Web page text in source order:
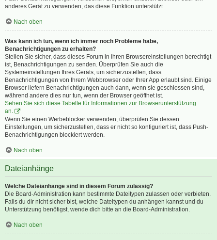
anderes Gerät zu verwenden, das diese Funktion unterstützt.
Nach oben
Was kann ich tun, wenn ich immer noch Probleme habe,
Benachrichtigungen zu erhalten?
Stellen Sie sicher, dass dieses Forum in Ihren Browsereinstellungen berechtigt
ist, Benachrichtigungen zu senden. Überprüfen Sie auch die
Systemeinstellungen Ihres Geräts, um sicherzustellen, dass
Benachrichtigungen von Ihrem Webbrowser oder Ihrer App erlaubt sind. Einige
Browser liefern Benachrichtigungen auch dann, wenn sie geschlossen sind,
während andere dies nur tun, wenn der Browser geöffnet ist.
Sehen Sie sich diese Tabelle für Informationen zur Browserunterstützung
an.
Wenn Sie einen Werbeblocker verwenden, überprüfen Sie dessen
Einstellungen, um sicherzustellen, dass er nicht so konfiguriert ist, dass Push-
Benachrichtigungen blockiert werden.
Nach oben
Dateianhänge
Welche Dateianhänge sind in diesem Forum zulässig?
Die Board-Administration kann bestimmte Dateitypen zulassen oder verbieten.
Falls du dir nicht sicher bist, welche Dateitypen du anhängen kannst und du
Unterstützung benötigst, wende dich bitte an die Board-Administration.
Nach oben